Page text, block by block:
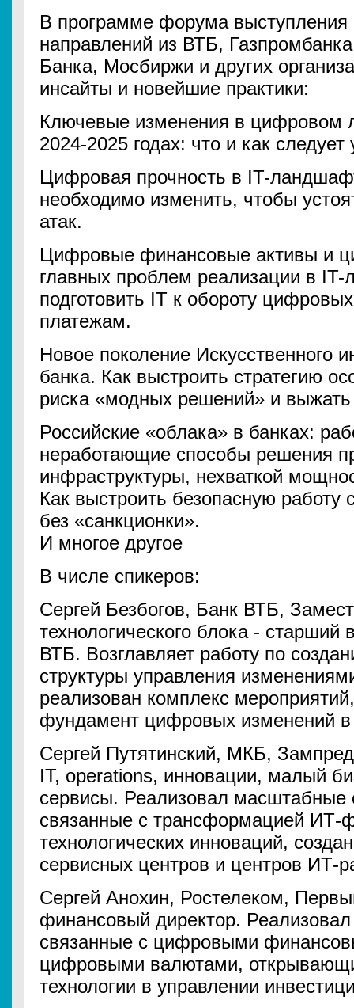
В программе форума выступления
направлений из ВТБ,
Банка, Мосбиржи и других
инсайты и новейшие практики:
Ключевые изменения в цифровом
2024-2025 годах: что и как следует
Цифровая прочность в IT-
необходимо изменить, чтобы
атак.
Цифровые финансовые активы и
главных проблем реализации в
подготовить IT к обороту
платежам.
Новое поколение Искусственного
банка. Как выстроить стратегию
риска «модных решений» и
Российские «облака» в банках:
неработающие способы решения
инфраструктуры, нехваткой
Как выстроить безопасную
без «санкционки».
И многое другое
В числе спикеров:
Сергей Безбогов, Банк ВТБ,
технологического блока - старший
ВТБ. Возглавляет работу по
структуры управления
реализован комплекс
фундамент цифровых изменений в
Сергей Путятинский, МКБ,
IT, operations, инновации, малый
сервисы. Реализовал масштабные
связанные с трансформацией ИТ-
технологических инноваций,
сервисных центров и центров ИТ-
Сергей Анохин, Ростелеком,
финансовый директор. Реализовал
связанные с цифровыми
цифровыми валютами,
технологии в управлении